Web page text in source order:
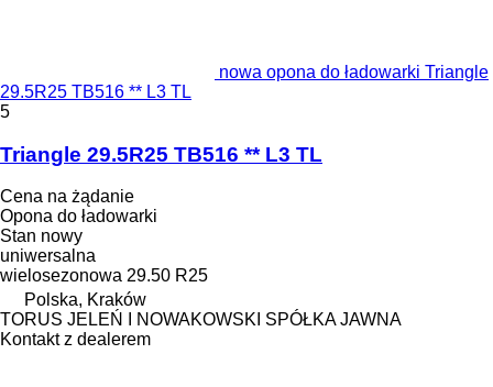
nowa opona do ładowarki Triangle
29.5R25 TB516 ** L3 TL
5
Triangle 29.5R25 TB516 ** L3 TL
Cena na żądanie
Opona do ładowarki
Stan nowy
uniwersalna
wielosezonowa 29.50 R25
Polska, Kraków
TORUS JELEŃ I NOWAKOWSKI SPÓŁKA JAWNA
Kontakt z dealerem